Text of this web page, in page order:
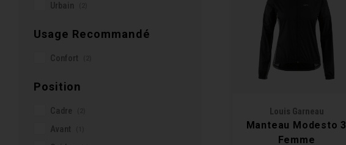
Roswheel
Shimano
Specialized
Sportful
Thule
Urbain
Usage Recommandé
Confort
Position
Cadre
Avant
Louis Garneau
Manteau Modesto 3
Femme